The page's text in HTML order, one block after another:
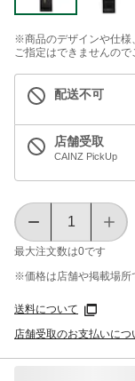
※商品のデザインや仕様
ご指定はできませんので
配送不可
店舗受取
CAINZ PickUp
最大注文数は0です
※価格は​店舗や​掲載場所
送料について
店舗受取のお支払いにつ